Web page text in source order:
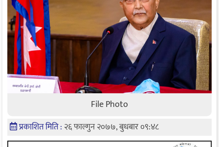
File Photo
प्रकाशित मिति : २६ फाल्गुन २०७७, बुधबार ०९:४८